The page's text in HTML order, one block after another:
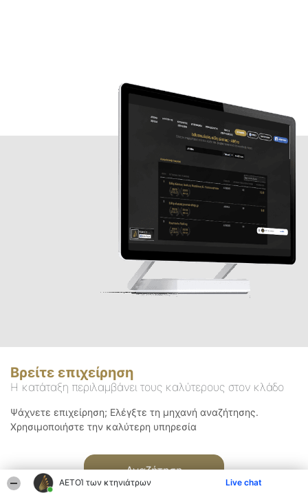
ΑΕΤΟΊ των κτηνιάτρων Live chat
Βρείτε επιχείρηση
Η κατάταξη περιλαμβάνει τους καλύτερους στον κλάδο
Ψάχνετε επιχείρηση; Ελέγξτε τη μηχανή αναζήτησης.
Χρησιμοποιήστε την καλύτερη υπηρεσία
Αναζήτηση